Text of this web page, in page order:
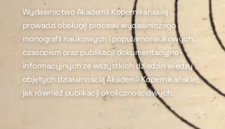
Wydawnictwo Akademii Kopernikańskiej
prowadzi obsługę̨ procesu wydawniczego
monografii naukowych i popularnonaukowych,
czasopism oraz publikacji dokumentacyjno-
informacyjnych ze wszystkich dziedzin wiedzy
objętych działalnością̨ Akademii Kopernikańskiej,
jak również̇ publikacji okolicznościowych.